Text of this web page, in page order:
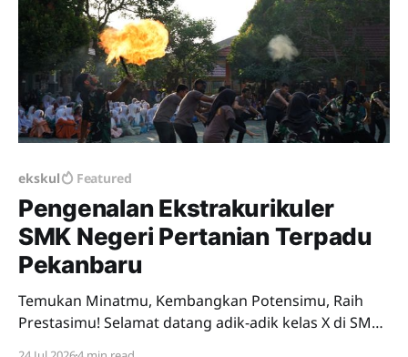
ekskul Featured
Pengenalan Ekstrakurikuler
SMK Negeri Pertanian Terpadu
Pekanbaru
Temukan Minatmu, Kembangkan Potensimu, Raih
Prestasimu! Selamat datang adik-adik kelas X di SMK